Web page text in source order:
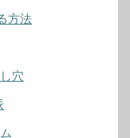
方法
穴